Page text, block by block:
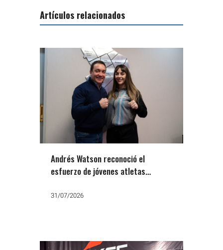
Artículos relacionados
Andrés Watson reconoció el
esfuerzo de jóvenes atletas
Ludmila Guisasola
31/07/2026